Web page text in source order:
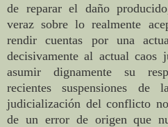
de reparar el daño
veraz sobre lo realmente
rendir cuentas por una
decisivamente al actual
asumir dignamente su
recientes suspensiones
judicialización del conflicto
de un error de origen que